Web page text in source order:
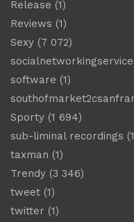
Release (1)
Reviews (1)
Sexy (7 072)
software (1)
Sporty (1 694)
sub-liminal recordings
taxman (1)
Trendy (3 346)
tweet (1)
twitter (1)